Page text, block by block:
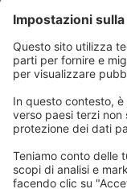
L'azienda